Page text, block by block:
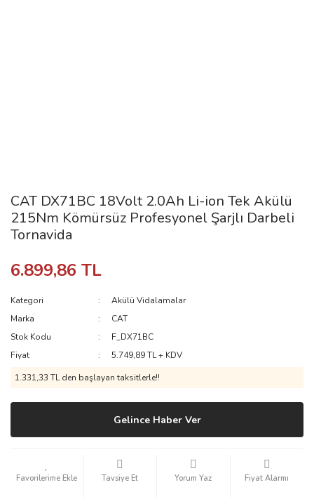
CAT DX71BC 18Volt 2.0Ah Li-ion Tek Akülü
215Nm Kömürsüz Profesyonel Şarjlı Darbeli
Tornavida
6.899,86 TL
Kategori
Akülü Vidalamalar
Marka
CAT
Stok Kodu
F_DX71BC
Fiyat
5.749,89 TL + KDV
1.331,33 TL den başlayan taksitlerle!!
Gelince Haber Ver
Tavsiye Et Yorum Yaz Fiyat Alarmı